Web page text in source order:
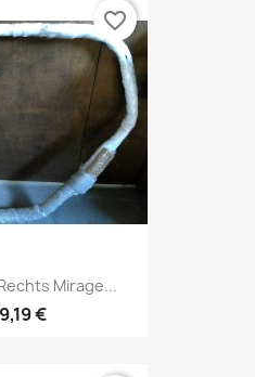
Mirage...
€
favorite_border